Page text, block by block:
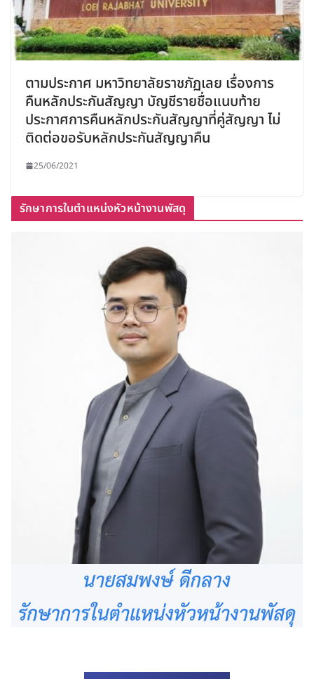
ตามประกาศ มหาวิทยาลัยราชภัฏเลย เรื่องการ
คืนหลักประกันสัญญา บัญชีรายชื่อแนบท้าย
ประกาศการคืนหลักประกันสัญญาที่คู่สัญญา ไม่
ติดต่อขอรับหลักประกันสัญญาคืน
25/06/2021
รักษาการในตำแหน่งหัวหน้างานพัสดุ